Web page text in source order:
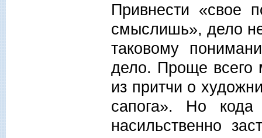
Привнести «свое
смыслишь», дело
таковому
дело. Проще всего
из притчи о
сапога». Но кода
насильственно